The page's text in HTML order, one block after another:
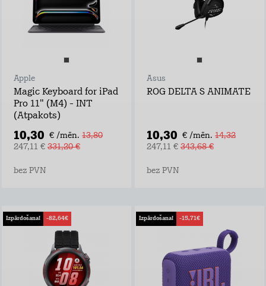
Apple
Magic Keyboard for iPad
Pro 11" (M4) - INT
(Atpakots)
10,30 € /mēn. 13,80
247,11 € 331,20 €
bez PVN
Asus
ROG DELTA S ANIMATE
10,30 € /mēn. 14,32
247,11 € 343,68 €
bez PVN
Izpārdošana! -82,64€ Izpārdošana! -15,71€